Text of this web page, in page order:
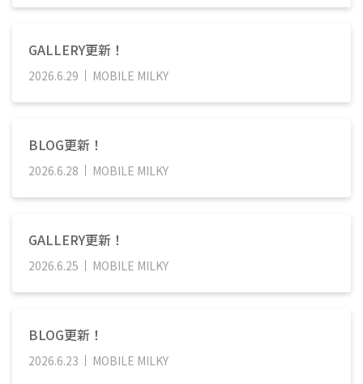
GALLERY更新！
2026.6.29 MOBILE MILKY
BLOG更新！
2026.6.28 MOBILE MILKY
GALLERY更新！
2026.6.25 MOBILE MILKY
BLOG更新！
2026.6.23 MOBILE MILKY